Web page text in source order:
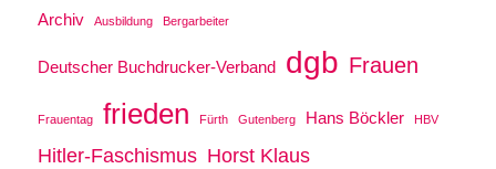
Archiv Ausbildung Bergarbeiter
Deutscher Buchdrucker-Verband dgb Frauen
Frauentag frieden Fürth Gutenberg Hans Böckler HBV
Hitler-Faschismus Horst Klaus